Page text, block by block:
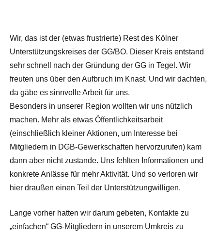
Wir, das ist der (etwas frustrierte) Rest des Kölner
Unterstützungskreises der GG/BO. Dieser Kreis entstand
sehr schnell nach der Gründung der GG in Tegel. Wir
freuten uns über den Aufbruch im Knast. Und wir dachten,
da gäbe es sinnvolle Arbeit für uns.
Besonders in unserer Region wollten wir uns nützlich
machen. Mehr als etwas Öffentlichkeitsarbeit
(einschließlich kleiner Aktionen, um Interesse bei
Mitgliedern in DGB-Gewerkschaften hervorzurufen) kam
dann aber nicht zustande. Uns fehlten Informationen und
konkrete Anlässe für mehr Aktivität. Und so verloren wir
hier draußen einen Teil der Unterstützungwilligen.
Lange vorher hatten wir darum gebeten, Kontakte zu
„einfachen“ GG-Mitgliedern in unserem Umkreis zu